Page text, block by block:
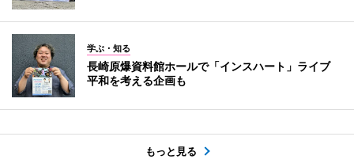
学ぶ・知る
長崎原爆資料館ホールで「インスハート」ライブ
平和を考える企画も
もっと見る